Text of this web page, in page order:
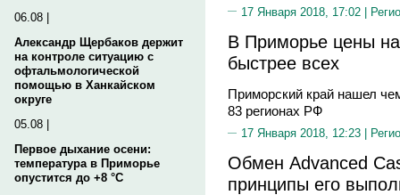
06.08 |
Александр Щербаков держит
на контроле ситуацию с
офтальмологической
помощью в Ханкайском
округе
05.08 |
Первое дыхание осени:
температура в Приморье
опустится до +8 °C
17 Января 2018, 17:02 |
В Приморье цены
быстрее всех
Приморский край нашел
83 регионах РФ
17 Января 2018, 12:23 |
Обмен Advanced
принципы его